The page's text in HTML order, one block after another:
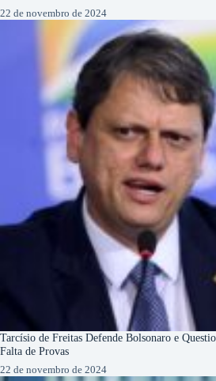
22 de novembro de 2024
Tarcísio de Freitas Defende Bolsonaro e
Falta de Provas
22 de novembro de 2024